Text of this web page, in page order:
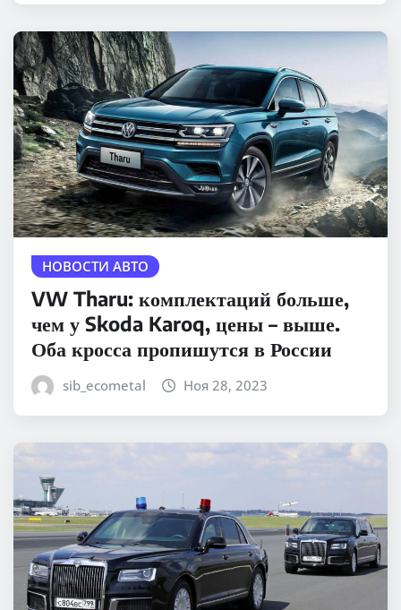
НОВОСТИ АВТО
VW Tharu: комплектаций больше,
чем у Skoda Karoq, цены – выше.
Оба кросса пропишутся в России
sib_ecometal Ноя 28, 2023